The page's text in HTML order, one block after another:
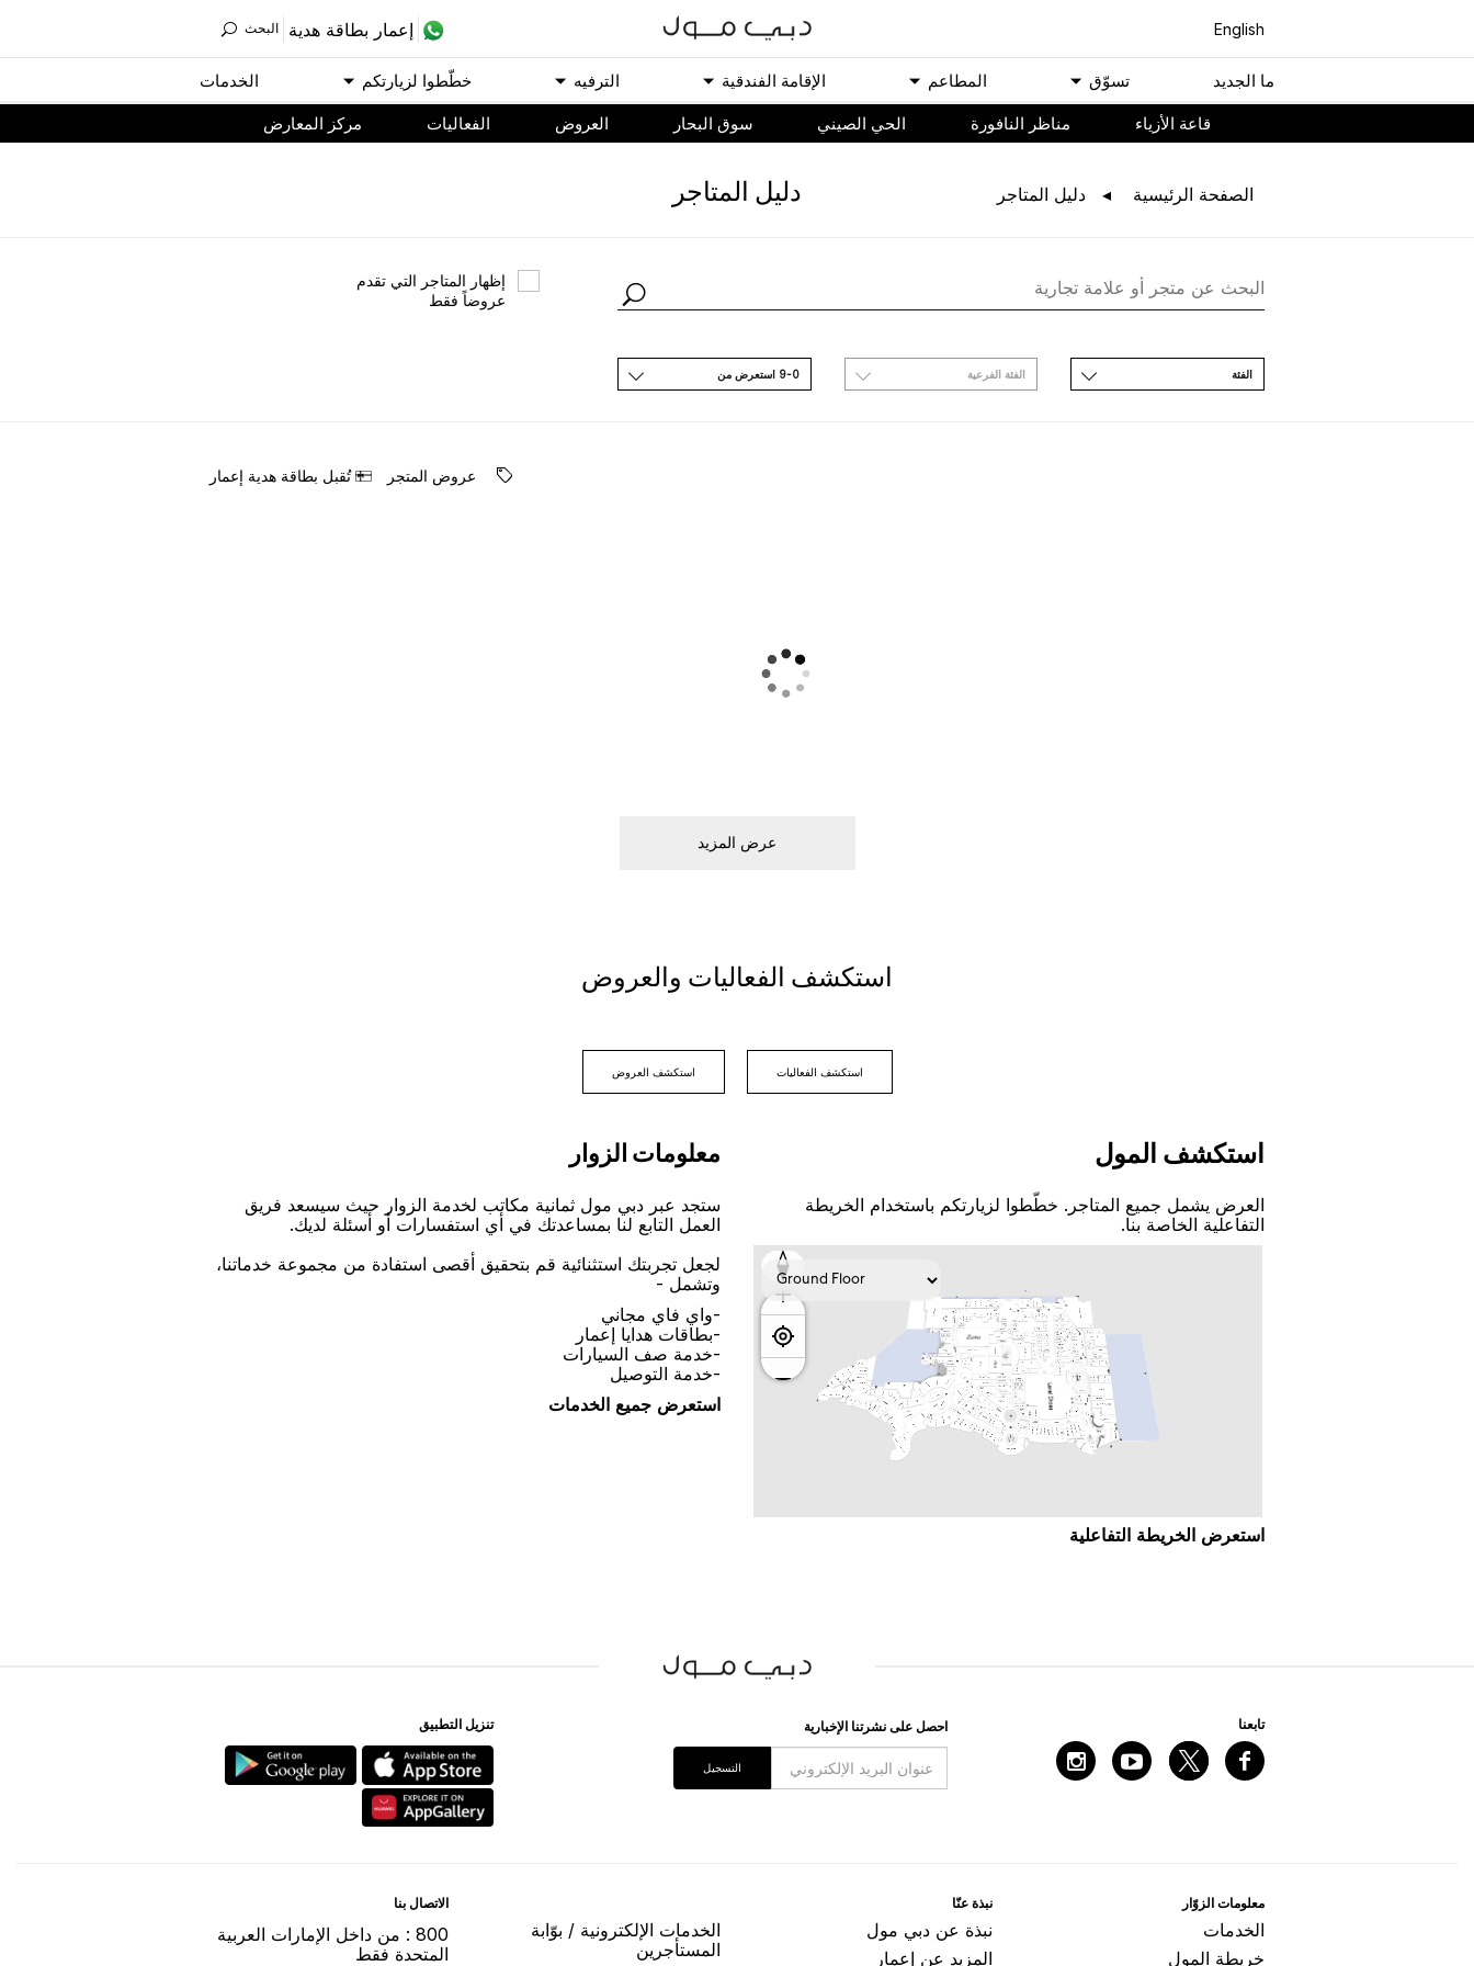
English ﺇﻋﻤﺎﺭ ﺑﻄﺎﻗﺔ ﻫﺪﻳﺔ اﻟﺒﺤﺚ
ﻣﺎ اﻟﺠﺪﻳﺪ ﺗﺴﻮّﻕ اﻟﻤﻄﺎﻋﻢ اﻹﻗﺎﻣﺔ اﻟﻔﻨﺪﻗﻴﺔ اﻟﺘﺮﻓﻴﻪ ﺧﻄّﻄﻮا ﻟﺰﻳﺎﺭﺗﻜﻢ اﻟﺨﺪﻣﺎﺕ
ﻗﺎﻋﺔ اﻷﺯﻳﺎء مناظر النافورة الحي الصيني سوق البحار اﻟﻌﺮﻭﺽ اﻟﻔﻌﺎﻟﻴﺎﺕ مركز المعارض
اﻟﺼﻔﺤﺔ اﻟﺮﺋﻴﺴﻴﺔ ﺩﻟﻴﻞ اﻟﻤﺘﺎﺟﺮ ﺩﻟﻴﻞ اﻟﻤﺘﺎﺟﺮ
ﺇﻇﻬﺎﺭ اﻟﻤﺘﺎﺟﺮ اﻟﺘﻲ ﺗﻘﺪﻡ
ﻋﺮﻭﺿﺎً ﻓﻘﻂ
اﻟﻔﺌﺔ اﻟﻔﺌﺔ اﻟﻔﺮﻋﻴﺔ 9-0 اﺳﺘﻌﺮﺽ ﻣﻦ
ﻋﺮﻭﺽ اﻟﻤﺘﺠﺮ ﺗُﻘﺒﻞ ﺑﻄﺎﻗﺔ ﻫﺪﻳﺔ ﺇﻋﻤﺎﺭ
ﻋﺮﺽ اﻟﻤﺰﻳﺪ
اﺳﺘﻜﺸﻒ اﻟﻔﻌﺎﻟﻴﺎﺕ ﻭاﻟﻌﺮﻭﺽ
اﺳﺘﻜﺸﻒ اﻟﻔﻌﺎﻟﻴﺎﺕ اﺳﺘﻜﺸﻒ اﻟﻌﺮﻭﺽ
اﺳﺘﻜﺸﻒ اﻟﻤﻮﻝ
اﻟﻌﺮﺽ ﻳﺸﻤﻞ ﺟﻤﻴﻊ اﻟﻤﺘﺎﺟﺮ. ﺧﻄّﻄﻮا ﻟﺰﻳﺎﺭﺗﻜﻢ ﺑﺎﺳﺘﺨﺪاﻡ اﻟﺨﺮﻳﻄﺔ
اﻟﺘﻔﺎﻋﻠﻴﺔ اﻟﺨﺎﺻﺔ ﺑﻨﺎ.
اﺳﺘﻌﺮﺽ اﻟﺨﺮﻳﻄﺔ اﻟﺘﻔﺎﻋﻠﻴﺔ
ﻣﻌﻠﻮﻣﺎﺕ اﻟﺰﻭاﺭ
ﺳﺘﺠﺪ ﻋﺒﺮ ﺩﺑﻲ ﻣﻮﻝ ﺛﻤﺎﻧﻴﺔ ﻣﻜﺎﺗﺐ ﻟﺨﺪﻣﺔ اﻟﺰﻭاﺭ ﺣﻴﺚ ﺳﻴﺴﻌﺪ ﻓﺮﻳﻖ
اﻟﻌﻤﻞ اﻟﺘﺎﺑﻊ ﻟﻨﺎ ﺑﻤﺴﺎﻋﺪﺗﻚ ﻓﻲ ﺃﻱ اﺳﺘﻔﺴﺎﺭاﺕ ﺃﻭ ﺃﺳﺌﻠﺔ ﻟﺪﻳﻚ.
ﻟﺠﻌﻞ ﺗﺠﺮﺑﺘﻚ اﺳﺘﺜﻨﺎﺋﻴﺔ ﻗﻢ ﺑﺘﺤﻘﻴﻖ ﺃﻗﺼﻰ اﺳﺘﻔﺎﺩﺓ ﻣﻦ ﻣﺠﻤﻮﻋﺔ ﺧﺪﻣﺎﺗﻨﺎ،
ﻭﺗﺸﻤﻞ -
-ﻭاﻱ ﻓﺎﻱ ﻣﺠﺎﻧﻲ
-ﺑﻄﺎﻗﺎﺕ ﻫﺪاﻳﺎ ﺇﻋﻤﺎﺭ
-ﺧﺪﻣﺔ ﺻﻒ اﻟﺴﻴﺎﺭاﺕ
-ﺧﺪﻣﺔ اﻟﺘﻮﺻﻴﻞ
اﺳﺘﻌﺮﺽ ﺟﻤﻴﻊ اﻟﺨﺪﻣﺎﺕ
ﺗﺎﺑﻌﻨﺎ اﺣﺼﻞ ﻋﻠﻰ ﻧﺸﺮﺗﻨﺎ اﻹﺧﺒﺎﺭﻳﺔ
اﻟﺘﺴﺠﻴﻞ
ﺗﻨﺰﻳﻞ اﻟﺘﻄﺒﻴﻖ
ﻣﻌﻠﻮﻣﺎﺕ اﻟﺰﻭّاﺭ
اﻟﺨﺪﻣﺎﺕ
ﺧﺮﻳﻄﺔ اﻟﻤﻮﻝ
ﻧﺒﺬﺓ ﻋﻨّﺎ
ﻧﺒﺬﺓ ﻋﻦ ﺩﺑﻲ ﻣﻮﻝ
المزيد عن إعمار
اﻟﺨﺪﻣﺎﺕ اﻹﻟﻜﺘﺮﻭﻧﻴﺔ / ﺑﻮّاﺑﺔ
اﻟﻤﺴﺘﺄﺟﺮﻳﻦ
اﻻﺗﺼﺎﻝ ﺑﻨﺎ
800 : ﻣﻦ ﺩاﺧﻞ اﻹﻣﺎﺭاﺕ اﻟﻌﺮﺑﻴﺔ
اﻟﻤﺘﺤﺪﺓ ﻓﻘﻂ